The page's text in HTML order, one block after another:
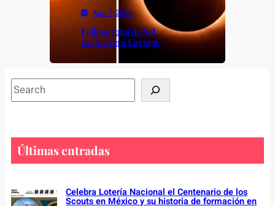
Ago 7, 2026
Eclipse total de Sol
oscurecerá Europa.
S
e
h
Últimas entradas
Celebra Lotería Nacional el Centenario de los
Scouts en México y su historia de formación en